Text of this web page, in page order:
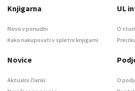
Knjigarna
Novo v ponudbi
Kako nakupovati v spletni knjigarni
UL
O
Novice
Aktualni članki
O